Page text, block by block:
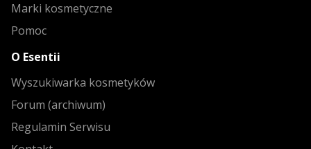
Marki kosmetyczne
Pomoc
O Esentii
Wyszukiwarka kosmetyków
Forum (archiwum)
Regulamin Serwisu